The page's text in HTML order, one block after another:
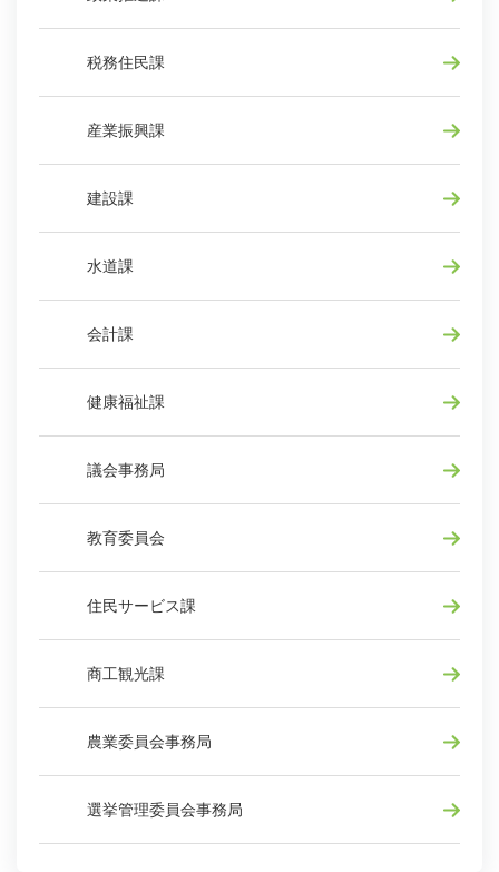
税務住民課
産業振興課
建設課
水道課
会計課
健康福祉課
議会事務局
教育委員会
住民サービス課
商工観光課
農業委員会事務局
選挙管理委員会事務局